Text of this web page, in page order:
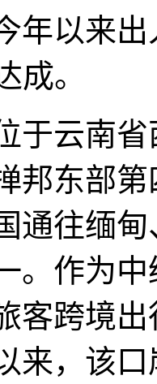
年以来
成。
云南省
邦东部
通往缅
。作为
客跨境
来，该